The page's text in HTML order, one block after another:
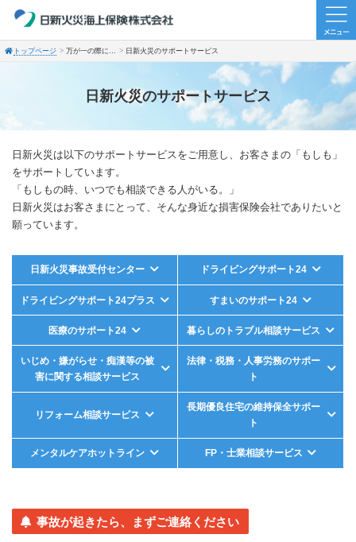
トップページ 万が一の際に… 日新火災のサポートサービス
日新火災のサポートサービス
日新火災は以下のサポートサービスをご用意し、お客さまの「もしも」
をサポートしています。
「もしもの時、いつでも相談できる人がいる。」
日新火災はお客さまにとって、そんな身近な損害保険会社でありたいと
願っています。
日新火災事故受付センター ドライビングサポート24
ドライビングサポート24プラス すまいのサポート24
医療のサポート24 暮らしの トラブル相談サービス
いじめ・嫌がらせ・痴漢等の被
害に関する相談サービス
法律・税務・人事労務のサポー
ト
リフォーム相談サービス
長期優良住宅の維持保全サポー
ト
メンタルケアホットライン FP・士業相談サービス
事故が起きたら、まずご連絡ください